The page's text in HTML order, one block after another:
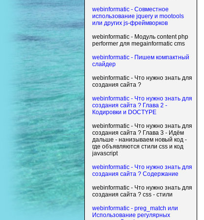
webinformatic - Совместное
использование jquery и mootools
или других js-фреймворков
webinformatic - Модуль content php
performer для megainformatic cms
webinformatic - Пишем компактный
слайдер
webinformatic - Что нужно знать для
создания сайта ?
webinformatic - Что нужно знать для
создания сайта ? Глава 2 -
Кодировки и DOCTYPE
webinformatic - Что нужно знать для
создания сайта ? Глава 3 - Идём
дальше - нанизываем новый код -
где объявляются стили css и код
javascript
webinformatic - Что нужно знать для
создания сайта ? Содержание
webinformatic - Что нужно знать для
создания сайта ? css - стили
webinformatic - preg_match или
Использование регулярных